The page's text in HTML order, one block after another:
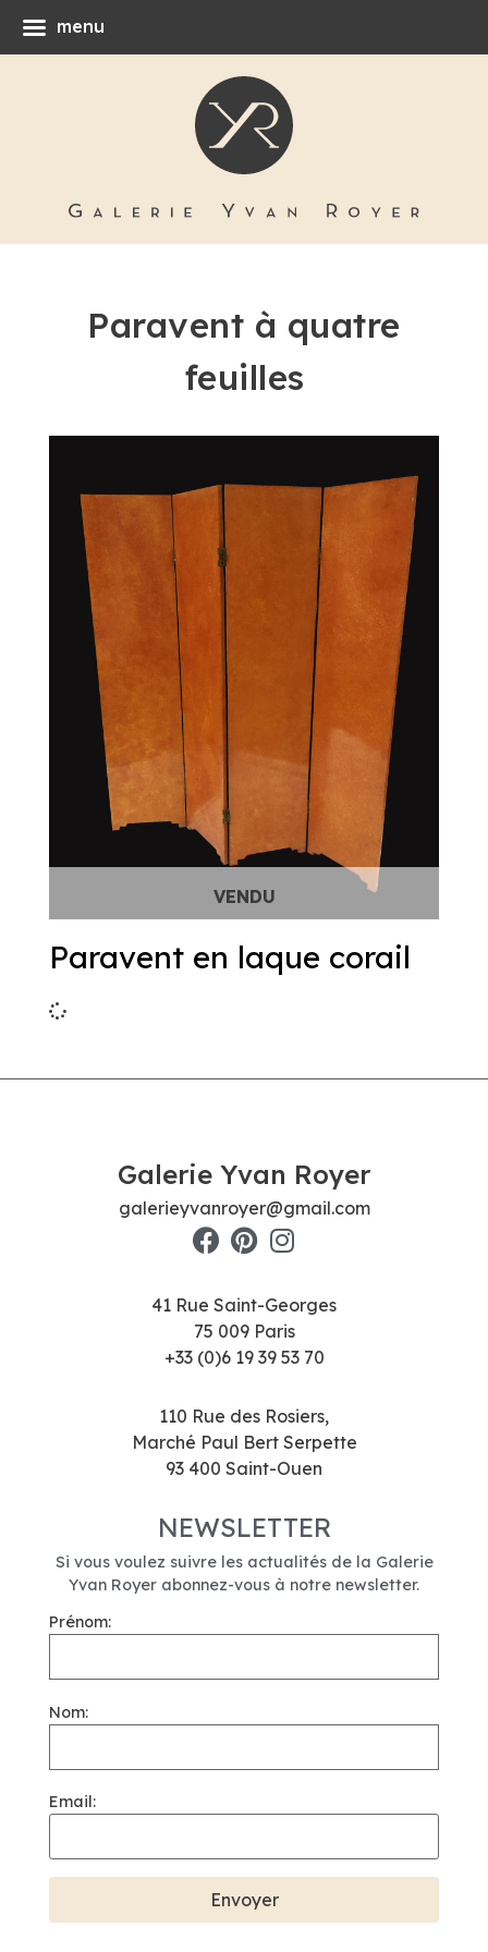
Paravent à quatre
feuilles
Paravent en laque corail
Galerie Yvan Royer
galerieyvanroyer@gmail.com
41 Rue Saint-Georges
75 009 Paris
+33 (0)6 19 39 53 70
110 Rue des Rosiers,
Marché Paul Bert Serpette
93 400 Saint-Ouen
NEWSLETTER
Si vous voulez suivre les actualités de la Galerie
Yvan Royer abonnez-vous à notre newsletter.
Prénom:
Nom:
Email:
menu